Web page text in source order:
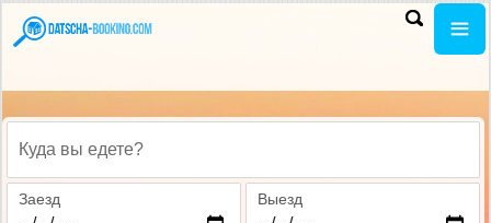
Куда вы едете?
Заезд Выезд